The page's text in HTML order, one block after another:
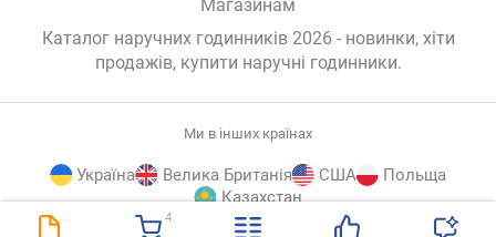
4
Магазинам
Каталог наручних годинників 2026 - новинки, хіти
продажів, купити наручні годинники.
Ми в інших країнах
Україна Велика Британія США
Польща
Казахстан